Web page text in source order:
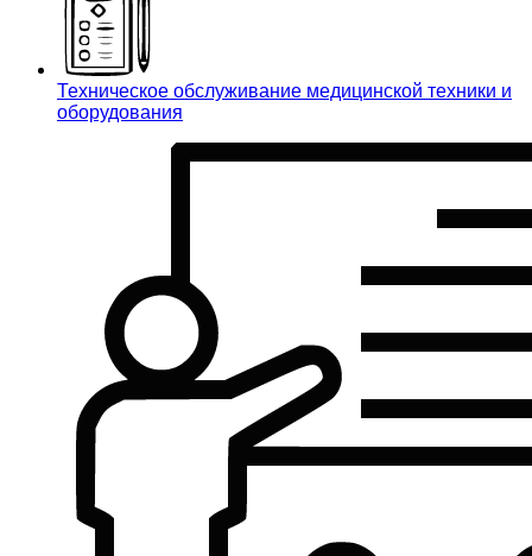
Техническое обслуживание медицинской техники и
оборудования